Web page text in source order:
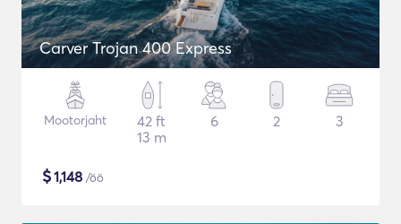
Carver Trojan 400 Express
Mootorjaht
42 ft
13 m
6 2 3
$1,148 /öö